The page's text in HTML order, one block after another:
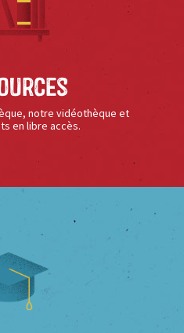
notre vidéothèque et
en libre accès.